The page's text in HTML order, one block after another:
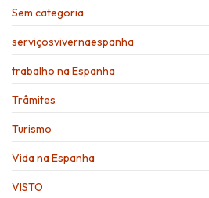
Sem categoria
serviçosvivernaespanha
trabalho na Espanha
Trâmites
Turismo
Vida na Espanha
VISTO